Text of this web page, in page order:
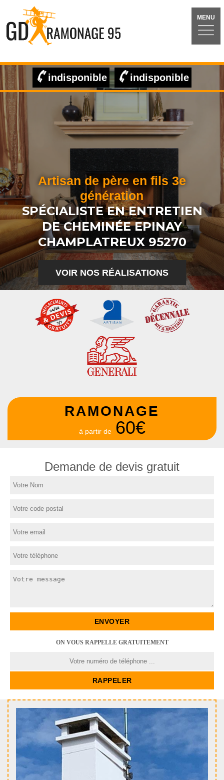
MENU
indisponible indisponible
Artisan de père en fils 3e
génération
SPÉCIALISTE EN ENTRETIEN
DE CHEMINÉE EPINAY
CHAMPLATREUX 95270
VOIR NOS RÉALISATIONS
RAMONAGE
à partir de 60€
Demande de devis gratuit
ON VOUS RAPPELLE GRATUITEMENT